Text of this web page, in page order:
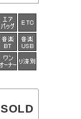
SOLD